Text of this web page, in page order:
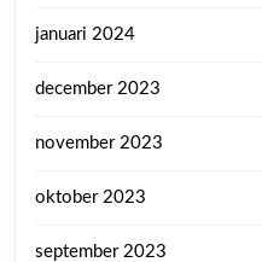
januari 2024
december 2023
november 2023
oktober 2023
september 2023